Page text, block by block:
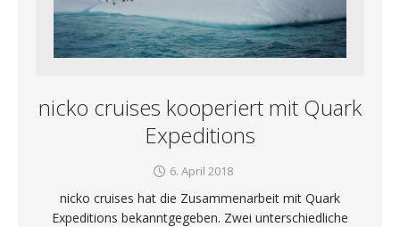
nicko cruises kooperiert mit Quark
Expeditions
6. April 2018
nicko cruises hat die Zusammenarbeit mit Quark
Expeditions bekanntgegeben. Zwei unterschiedliche